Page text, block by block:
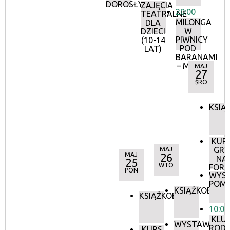
DOROSŁYCHZAJĘCIA
TEATRALNE
DLA
DZIECI
(10-14
LAT)
20:00
MILONGA
W
PIWNICY
POD
BARANAMI
– MAJ
MAJ
25
PON
KSIĄŻKOBIEG
MAJ
26
WTO
KSIĄŻKOBIEG
WYSTAWA:
MAJ
27
ŚRO
GRY
NA
10:00